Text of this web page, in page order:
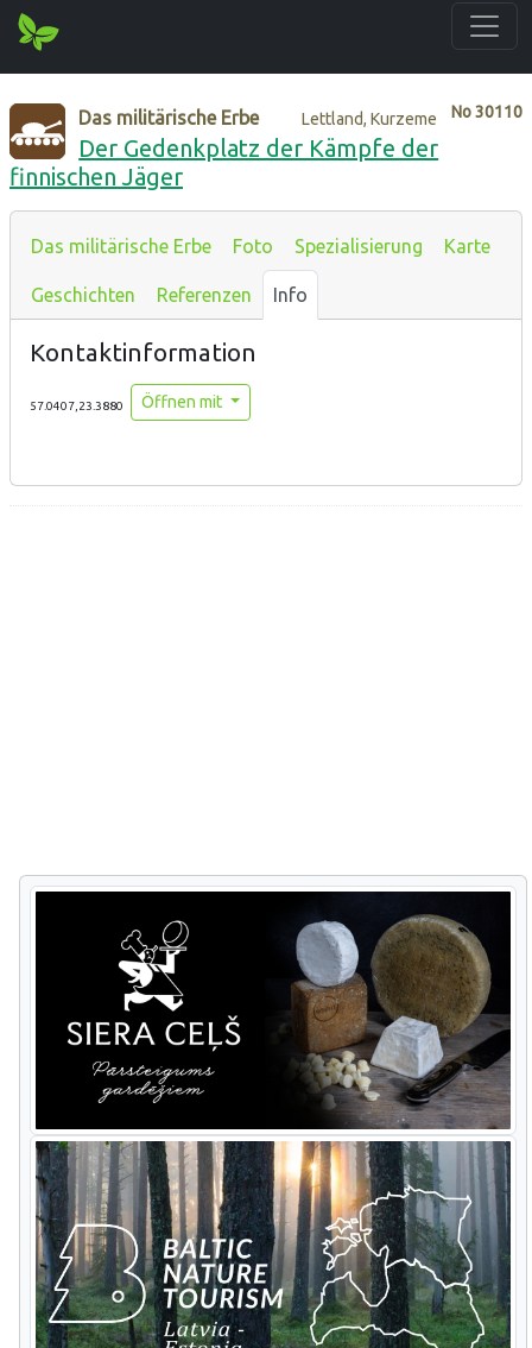
No30110
Das militärische Erbe Lettland, Kurzeme
Der Gedenkplatz der Kämpfe der
finnischen Jäger
Das militärische Erbe Foto Spezialisierung Karte
Geschichten Referenzen Info
Kontaktinformation
57.0407,23.3880 Öffnen mit